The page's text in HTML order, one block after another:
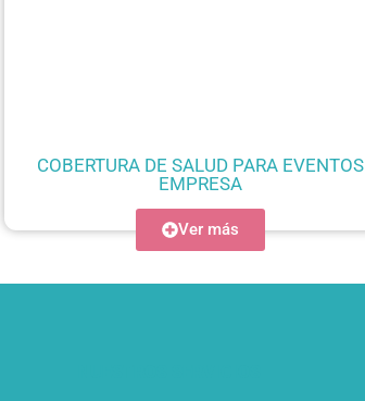
COBERTURA DE SALUD PARA EVENTOS
EMPRESA
Ver más